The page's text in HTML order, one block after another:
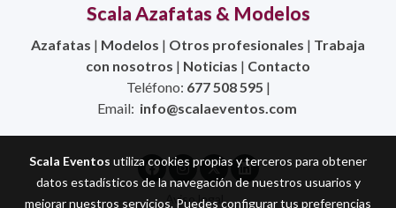
Scala Azafatas & Modelos
Azafatas | Modelos | Otros profesionales | Trabaja
con nosotros | Noticias | Contacto
Teléfono: 677 508 595 |
Email: info@scalaeventos.com
Aviso legal
Scala Eventos utiliza cookies propias y terceros para obtener
datos estadísticos de la navegación de nuestros usuarios y
mejorar nuestros servicios. Puedes configurar tus preferencias